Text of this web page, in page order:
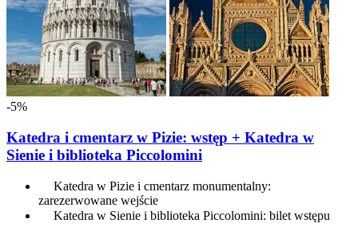
-5%
Katedra i cmentarz w Pizie: wstęp + Katedra w
Sienie i biblioteka Piccolomini
Katedra w Pizie i cmentarz monumentalny:
zarezerwowane wejście
Katedra w Sienie i biblioteka Piccolomini: bilet wstępu